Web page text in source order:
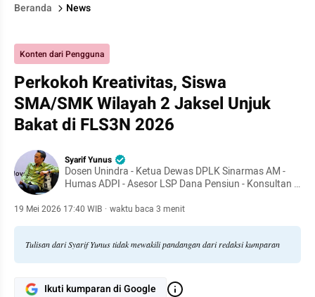
Beranda News
Konten dari Pengguna
Perkokoh Kreativitas, Siswa
SMA/SMK Wilayah 2 Jaksel Unjuk
Bakat di FLS3N 2026
Syarif Yunus
Dosen Unindra - Ketua Dewas DPLK Sinarmas AM -
Humas ADPI - Asesor LSP Dana Pensiun - Konsultan -
Pustaka - Penulis 54 buku
19 Mei 2026 17:40 WIB · waktu baca 3 menit
Tulisan dari Syarif Yunus tidak mewakili pandangan dari redaksi kumparan
Ikuti kumparan di Google